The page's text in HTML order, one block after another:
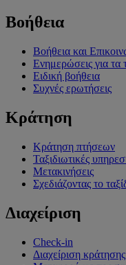
Βοήθεια
Βοήθεια και
Ενημερώσεις για τα
Ειδική βοήθεια
Συχνές ερωτήσεις
Κράτηση
Κράτηση πτήσεων
Ταξιδιωτικές
Μετακινήσεις
Σχεδιάζοντας το
Διαχείριση
Check-in
Διαχείριση κράτησης